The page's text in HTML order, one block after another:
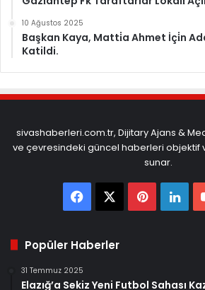
10 Ağustos 2025
Başkan Kaya, Matti̇a Ahmet İçi̇n
Katildi.
sivashaberleri.com.tr, Dijitary Ajans &
ve çevresindeki güncel haberleri objektif
sunar.
FacebookPinterest
Popüler Haberler
31 Temmuz 2025
Elazığ’a Sekiz Yeni Futbol Sahası